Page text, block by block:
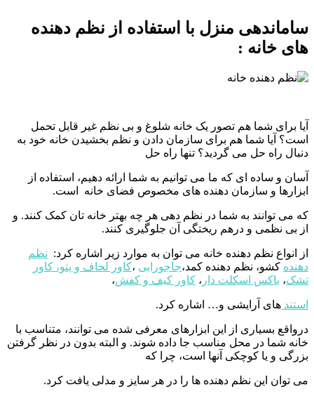
ساماندهی منزل با استفاده از نظم دهنده
های خانه :
آیا برای شما هم تصور یک خانه شلوغ و بی نظم غیر قابل تحمل
است؟ آیا شما هم برای سازمان دادن و نظم بخشیدن خانه خود به
دنبال راه حل می گردید؟ تنها راه حل
آسان و ساده ای که ما می توانیم به شما ارائه دهیم، استفاده از
ابزارها و سازمان دهنده های مخصوص فضای خانه است.
که می توانند به شما در نظم دهی هر چه بهتر خانه تان کمک کنند. و
از بی نظمی و درهم ریختگی آن جلوگیری کنند.
از انواع نظم دهنده خانه می توان به موارد زیر اشاره کرد: نظم
دهنده کشو، نظم دهنده کمد،جاجورابی ،کاور لحاف و پتو، کاور
تشک، باکس اسکلت دار ، کاور کیف و کفش،
استند های آرایشی و… اشاره کرد.
درواقع بسیاری از این ابزارهای معرفی شده می توانند، متناسب با
خانه شما در محل مناسب جا داده شوند. و البته بدون در نظر گرفتن
بزرگی و یا کوچکی آنها است، چرا که
می توان این نظم دهنده ها را در هر سایز و مدلی یافت کرد.